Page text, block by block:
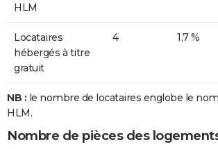
HLM
Locataires
hébergés à titre
gratuit
4 1,7 %
NB : le nombre de locataires englobe le
HLM.
Nombre de pièces des